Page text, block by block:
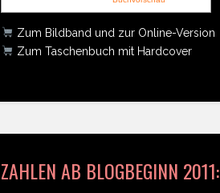
Zum Bildband und zur Online-Version
Zum Taschenbuch mit Hardcover
ZAHLEN AB BLOGBEGINN 2011: